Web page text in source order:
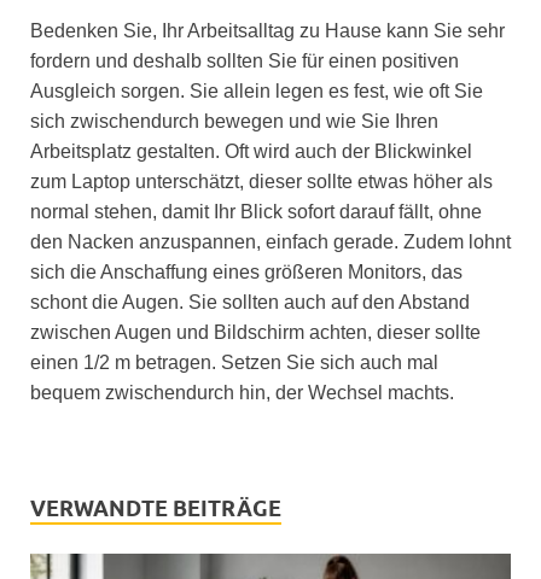
Bedenken Sie, Ihr Arbeitsalltag zu Hause kann Sie sehr
fordern und deshalb sollten Sie für einen positiven
Ausgleich sorgen. Sie allein legen es fest, wie oft Sie
sich zwischendurch bewegen und wie Sie Ihren
Arbeitsplatz gestalten. Oft wird auch der Blickwinkel
zum Laptop unterschätzt, dieser sollte etwas höher als
normal stehen, damit Ihr Blick sofort darauf fällt, ohne
den Nacken anzuspannen, einfach gerade. Zudem lohnt
sich die Anschaffung eines größeren Monitors, das
schont die Augen. Sie sollten auch auf den Abstand
zwischen Augen und Bildschirm achten, dieser sollte
einen 1/2 m betragen. Setzen Sie sich auch mal
bequem zwischendurch hin, der Wechsel machts.
VERWANDTE BEITRÄGE